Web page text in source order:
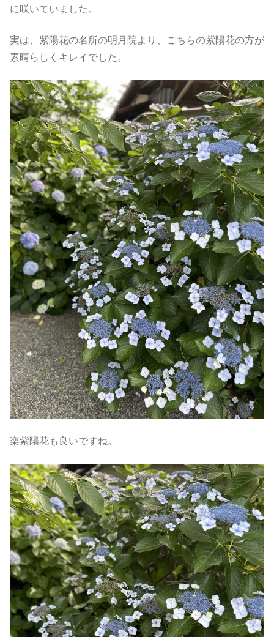
に咲いていました。
実は、紫陽花の名所の明月院より、こちらの紫陽花の方が
素晴らしくキレイでした。
楽紫陽花も良いですね。